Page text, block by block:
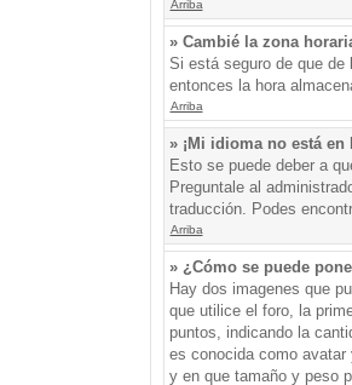
Arriba
» Cambié la zona
Si está seguro de que de
entonces la hora
Arriba
» ¡Mi idioma no está en
Esto se puede deber a
Preguntale al
traducción. Podes
Arriba
» ¿Cómo se puede
Hay dos imagenes que
que utilice el foro, la
puntos, indicando la
es conocida como avatar
y en que tamaño y peso